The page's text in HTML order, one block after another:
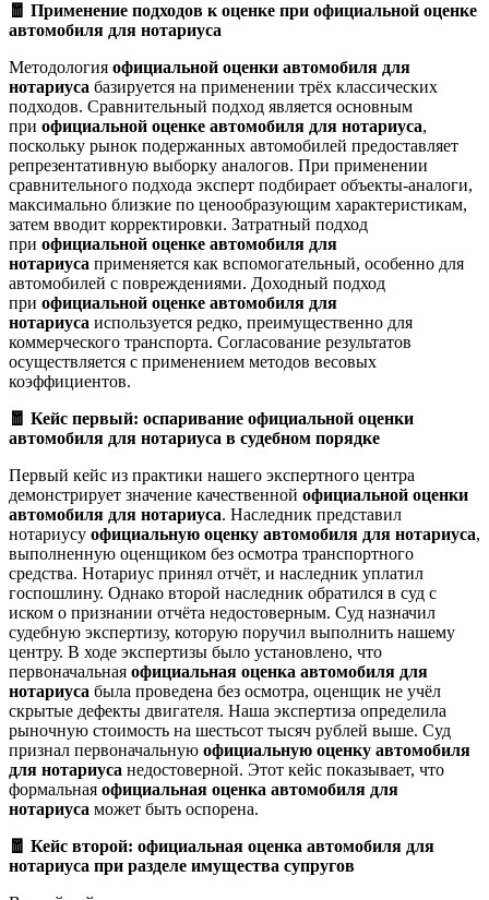
🧧 Применение подходов к оценке при официальной оценке
автомобиля для нотариуса
Методология официальной оценки автомобиля для
нотариуса базируется на применении трёх классических
подходов. Сравнительный подход является основным
при официальной оценке автомобиля для нотариуса,
поскольку рынок подержанных автомобилей предоставляет
репрезентативную выборку аналогов. При применении
сравнительного подхода эксперт подбирает объекты-аналоги,
максимально близкие по ценообразующим характеристикам,
затем вводит корректировки. Затратный подход
при официальной оценке автомобиля для
нотариуса применяется как вспомогательный, особенно для
автомобилей с повреждениями. Доходный подход
при официальной оценке автомобиля для
нотариуса используется редко, преимущественно для
коммерческого транспорта. Согласование результатов
осуществляется с применением методов весовых
коэффициентов.
🧧 Кейс первый: оспаривание официальной оценки
автомобиля для нотариуса в судебном порядке
Первый кейс из практики нашего экспертного центра
демонстрирует значение качественной официальной оценки
автомобиля для нотариуса. Наследник представил
нотариусу официальную оценку автомобиля для нотариуса,
выполненную оценщиком без осмотра транспортного
средства. Нотариус принял отчёт, и наследник уплатил
госпошлину. Однако второй наследник обратился в суд с
иском о признании отчёта недостоверным. Суд назначил
судебную экспертизу, которую поручил выполнить нашему
центру. В ходе экспертизы было установлено, что
первоначальная официальная оценка автомобиля для
нотариуса была проведена без осмотра, оценщик не учёл
скрытые дефекты двигателя. Наша экспертиза определила
рыночную стоимость на шестьсот тысяч рублей выше. Суд
признал первоначальную официальную оценку автомобиля
для нотариуса недостоверной. Этот кейс показывает, что
формальная официальная оценка автомобиля для
нотариуса может быть оспорена.
🧧 Кейс второй: официальная оценка автомобиля для
нотариуса при разделе имущества супругов